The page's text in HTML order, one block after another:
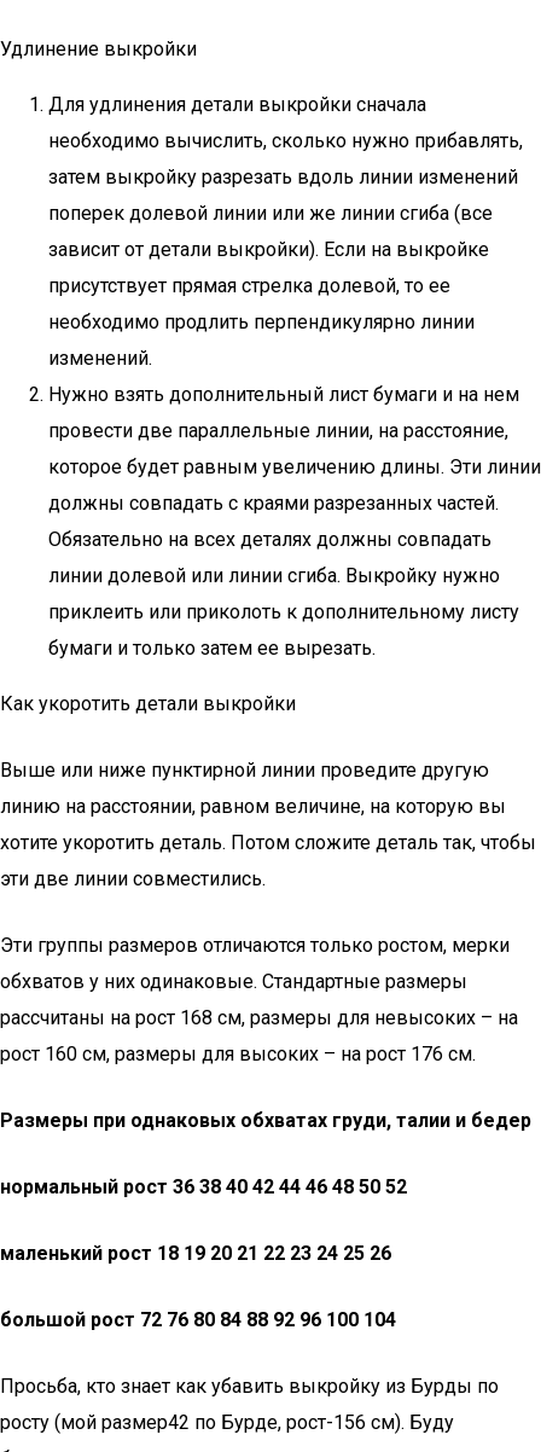
Удлинение выкройки
Для удлинения детали выкройки сначала
необходимо вычислить, сколько нужно прибавлять,
затем выкройку разрезать вдоль линии изменений
поперек долевой линии или же линии сгиба (все
зависит от детали выкройки). Если на выкройке
присутствует прямая стрелка долевой, то ее
необходимо продлить перпендикулярно линии
изменений.
Нужно взять дополнительный лист бумаги и на нем
провести две параллельные линии, на расстояние,
которое будет равным увеличению длины. Эти линии
должны совпадать с краями разрезанных частей.
Обязательно на всех деталях должны совпадать
линии долевой или линии сгиба. Выкройку нужно
приклеить или приколоть к дополнительному листу
бумаги и только затем ее вырезать.
Как укоротить детали выкройки
Выше или ниже пунктирной линии проведите другую
линию на расстоянии, равном величине, на которую вы
хотите укоротить деталь. Потом сложите деталь так, чтобы
эти две линии совместились.
Эти группы размеров отличаются только ростом, мерки
обхватов у них одинаковые. Стандартные размеры
рассчитаны на рост 168 см, размеры для невысоких – на
рост 160 см, размеры для высоких – на рост 176 см.
Размеры при однаковых обхватах груди, талии и бедер
нормальный рост 36 38 40 42 44 46 48 50 52
маленький рост 18 19 20 21 22 23 24 25 26
большой рост 72 76 80 84 88 92 96 100 104
Просьба, кто знает как убавить выкройку из Бурды по
росту (мой размер42 по Бурде, рост-156 см). Буду